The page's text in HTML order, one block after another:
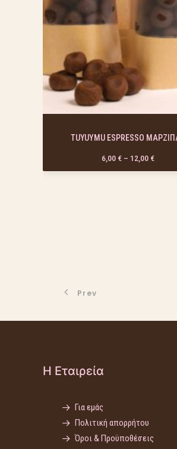
TUYUYMU ESPRESSO
6,00 € – 12,00 €Price
Prev
Η Εταιρεία
Για εμάς
Πολιτική απορρήτου
Όροι & Προϋποθέσεις